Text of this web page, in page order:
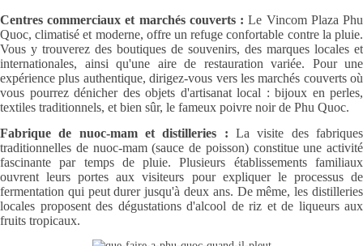
Centres commerciaux et marchés couverts : Le Vincom Plaza Phu
Quoc, climatisé et moderne, offre un refuge confortable contre la pluie.
Vous y trouverez des boutiques de souvenirs, des marques locales et
internationales, ainsi qu'une aire de restauration variée. Pour une
expérience plus authentique, dirigez-vous vers les marchés couverts où
vous pourrez dénicher des objets d'artisanat local : bijoux en perles,
textiles traditionnels, et bien sûr, le fameux poivre noir de Phu Quoc.
Fabrique de nuoc-mam et distilleries : La visite des fabriques
traditionnelles de nuoc-mam (sauce de poisson) constitue une activité
fascinante par temps de pluie. Plusieurs établissements familiaux
ouvrent leurs portes aux visiteurs pour expliquer le processus de
fermentation qui peut durer jusqu'à deux ans. De même, les distilleries
locales proposent des dégustations d'alcool de riz et de liqueurs aux
fruits tropicaux.